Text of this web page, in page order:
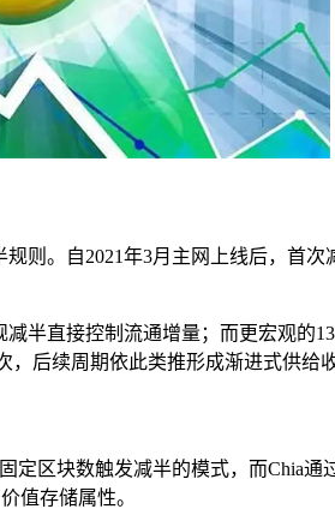
则。自2021年3月主网上线后，首
半直接控制流通增量；而更宏观的
，后续周期依此类推形成渐进式供给
区块数触发减半的模式，而Chia
值存储属性。